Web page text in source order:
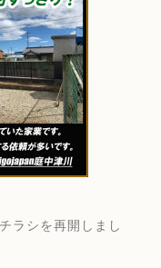
ラシを再開しまし